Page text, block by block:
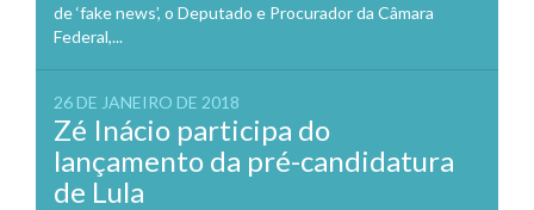
de ‘fake news’, o Deputado e Procurador da Câmara
Federal,...
26 DE JANEIRO DE 2018
Zé Inácio participa do
lançamento da pré-candidatura
de Lula